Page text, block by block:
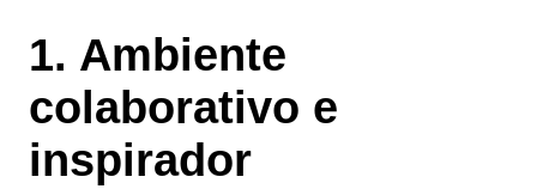
1. Ambiente
colaborativo e
inspirador